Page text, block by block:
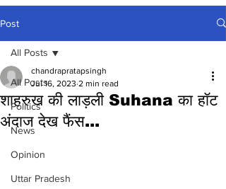
Post
All Posts
Politics
News
Opinion
Uttar Pradesh
All Posts
शाहरुख की लाड़ली Suhana का हॉट
अंदाज देख फैंस...
chandrapratapsingh
Jul 16, 2023 2 min read